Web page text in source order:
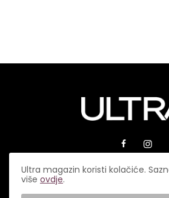
© 2026 ULTRA MAGAZIN. SVA PRAVA
Ultra magazin koristi kolačiće.
višeovdje.